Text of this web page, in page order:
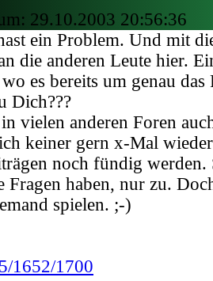
29.10.2003 20:56:36
ein Problem. Und mit
die anderen Leute hier.
es bereits um genau
Dich???
vielen anderen Foren
keiner gern x-Mal
noch fündig werden.
Fragen haben, nur zu.
spielen. ;-)
1652/1700